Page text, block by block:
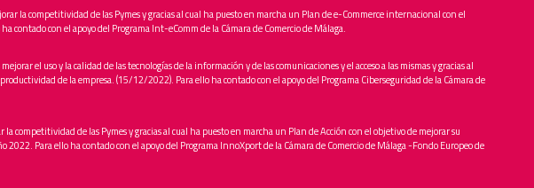
la competitividad de las Pymes y gracias al cual ha puesto en marcha un Plan de e-Commerce internacional con el
con el apoyo del Programa Int-eComm de la Cámara de Comercio de Málaga.
el uso y la calidad de las tecnologías de la información y de las comunicaciones y el acceso a las mismas y gracias al
de la empresa. (15/12/2022). Para ello ha contado con el apoyo del Programa Ciberseguridad de la Cámara de
competitividad de las Pymes y gracias al cual ha puesto en marcha un Plan de Acción con el objetivo de mejorar su
Para ello ha contado con el apoyo del Programa InnoXport de la Cámara de Comercio de Málaga -Fondo Europeo de